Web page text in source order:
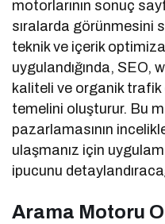
motorlarının sonuç
sıralarda görünmesini
teknik ve içerik
uygulandığında, SEO,
kaliteli ve organik
temelini oluşturur. Bu
pazarlamasının
ulaşmanız için
ipucunu
Arama Motoru